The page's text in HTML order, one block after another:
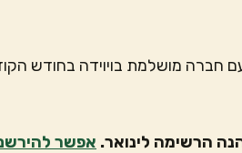
חברה מושלמת בויוידה בחודש
הרשימה לינואר. אפשר